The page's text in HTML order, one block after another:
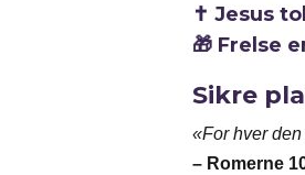
✝️Jesus
🎁 Frelse
Sikre
«For hver
– Romerne